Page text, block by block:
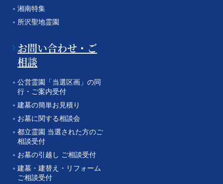
湘南特集
所沢聖地霊園
お問い合わせ・ご
相談
公営霊園「当選区画」の同
行・ご案内受付
建墓の簡単お見積り
お墓に関する相談会
都立霊園 当選された方のご
相談受付
お墓の引越し ご相談受付
建墓・建替え・リフォーム
ご相談受付